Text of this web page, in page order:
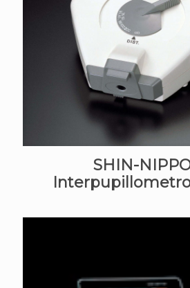
SHIN-
Interpupillometro